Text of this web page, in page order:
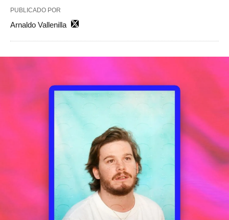
PUBLICADO POR
Arnaldo Vallenilla